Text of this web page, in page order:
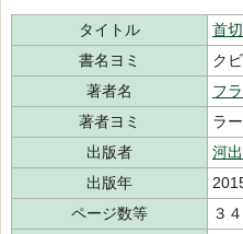
タイトル
首
書名ヨミ
ク
著者名
フ
著者ヨミ
ラ
出版者
河
出版年
ページ数等
３